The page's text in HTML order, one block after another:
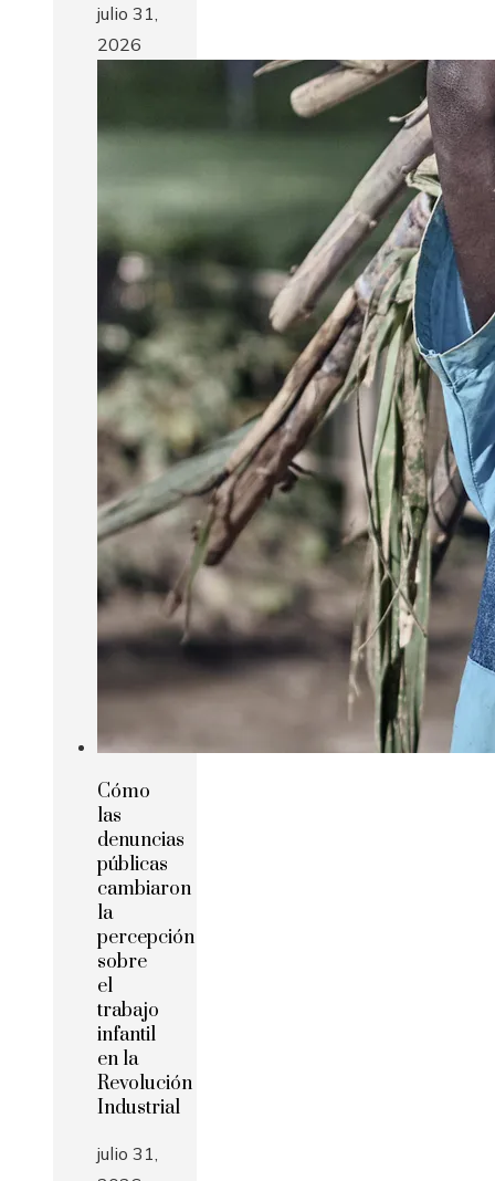
julio 31,
2026
Cómo
las
denuncias
públicas
cambiaron
la
percepción
sobre
el
trabajo
infantil
en la
Revolución
Industrial
julio 31,